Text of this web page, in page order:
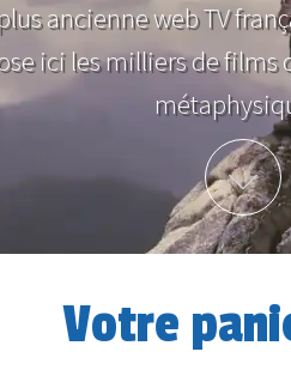
plus ancienne web TV
ici les milliers de films
Votre